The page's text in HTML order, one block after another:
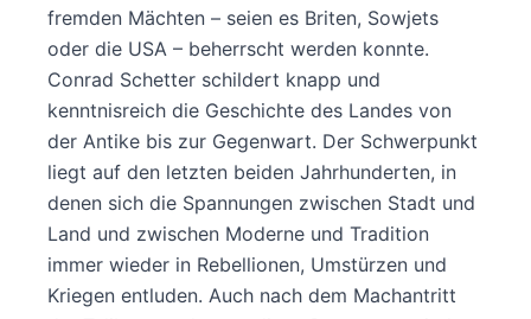
fremden Mächten – seien es Briten, Sowjets
oder die USA – beherrscht werden konnte.
Conrad Schetter schildert knapp und
kenntnisreich die Geschichte des Landes von
der Antike bis zur Gegenwart. Der Schwerpunkt
liegt auf den letzten beiden Jahrhunderten, in
denen sich die Spannungen zwischen Stadt und
Land und zwischen Moderne und Tradition
immer wieder in Rebellionen, Umstürzen und
Kriegen entluden. Auch nach dem Machantritt